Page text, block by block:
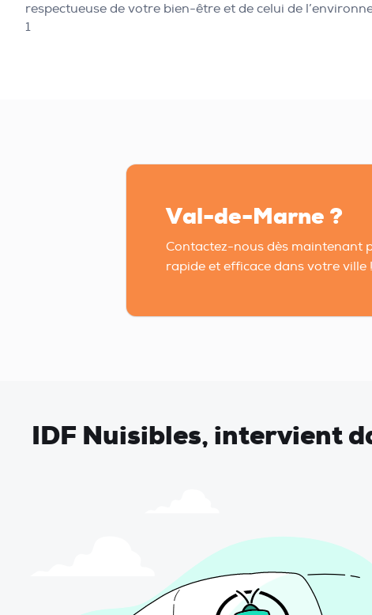
respectueuse de votre bien-être et de celui de
1
Val-de-Marne ?
Contactez-nous dès maintenant
rapide et efficace dans votre ville !
IDF Nuisibles, intervient